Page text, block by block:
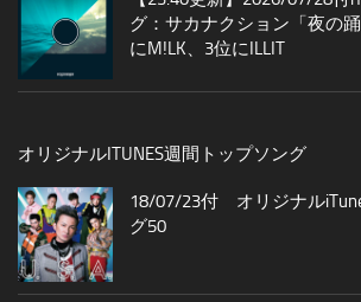
グ：サカナクション「夜の
にM!LK、3位にILLIT
オリジナルITUNES週間トップソング
18/07/23付 オリジナル
グ50